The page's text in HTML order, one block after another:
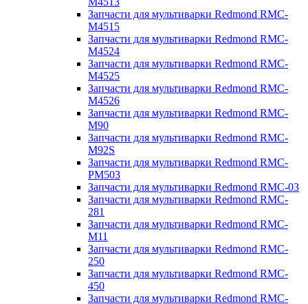
Запчасти для мультиварки Redmond RMC-
M4515
Запчасти для мультиварки Redmond RMC-
M4524
Запчасти для мультиварки Redmond RMC-
M4525
Запчасти для мультиварки Redmond RMC-
M4526
Запчасти для мультиварки Redmond RMC-
M90
Запчасти для мультиварки Redmond RMC-
M92S
Запчасти для мультиварки Redmond RMC-
PM503
Запчасти для мультиварки Redmond RMC-03
Запчасти для мультиварки Redmond RMC-
281
Запчасти для мультиварки Redmond RMC-
M11
Запчасти для мультиварки Redmond RMC-
250
Запчасти для мультиварки Redmond RMC-
450
Запчасти для мультиварки Redmond RMC-